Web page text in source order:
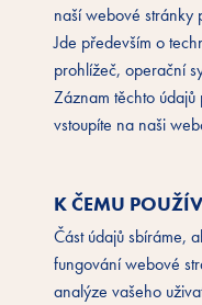
naší webové stránky
Jde především o
prohlížeč, operační
Záznam těchto
vstoupíte na naši
K ČEMU
Část údajů sbíráme,
fungování webové
analýze vašeho